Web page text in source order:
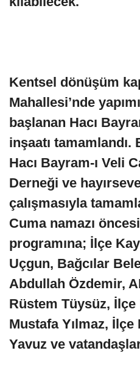
Kentsel dönüşüm
Mahallesi’nde
başlanan Hacı
inşaatı tamamlandı.
Hacı Bayram-ı Veli
Derneği ve
çalışmasıyla
Cuma namazı
programına; İlçe
Uçgun, Bağcılar
Abdullah Özdemir,
Rüstem Tüysüz,
Mustafa Yılmaz,
Yavuz ve vatandaşlar